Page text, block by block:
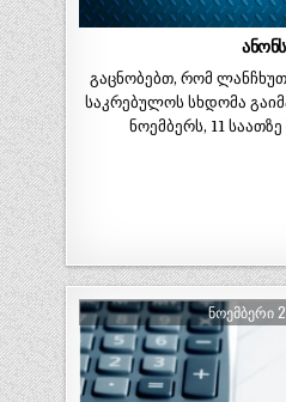
გაცნობებთ, რომ
საკრებულოს სხდომა
ნოემბერს, 11
ᲜᲝᲔᲛᲑᲔᲠᲘ